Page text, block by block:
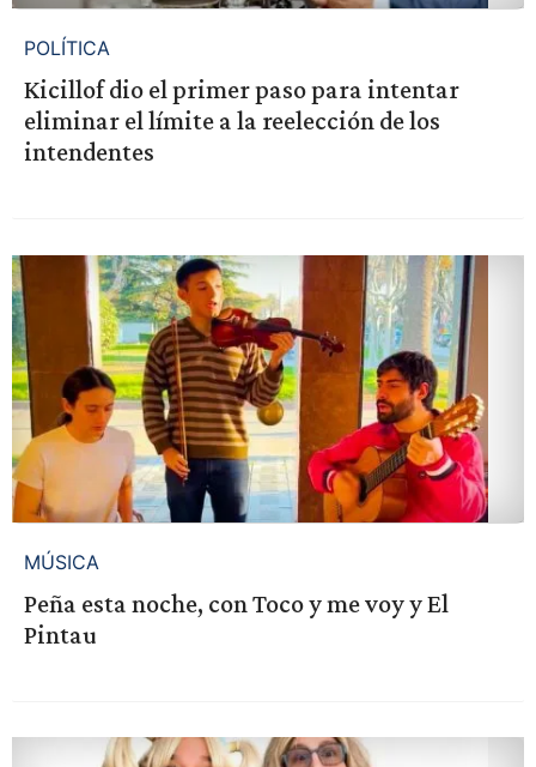
POLÍTICA
Kicillof dio el primer paso para intentar
eliminar el límite a la reelección de los
intendentes
MÚSICA
Peña esta noche, con Toco y me voy y El
Pintau